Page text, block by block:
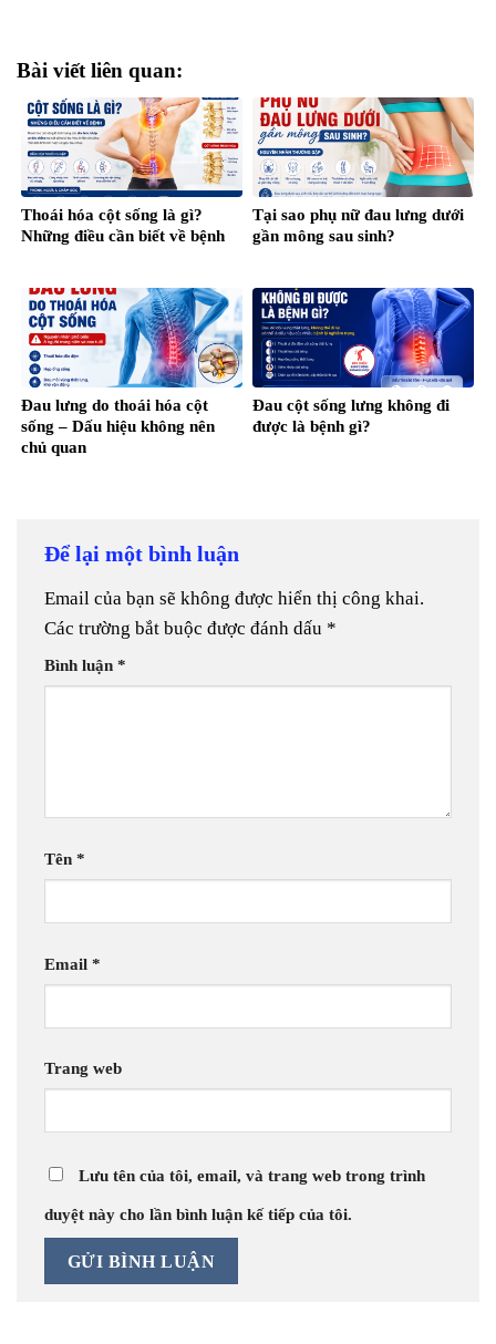
Bài viết liên quan:
Thoái hóa cột sống là gì?
Những điều cần biết về bệnh
Tại sao phụ nữ đau lưng dưới
gần mông sau sinh?
Đau lưng do thoái hóa cột
sống – Dấu hiệu không nên
chủ quan
Đau cột sống lưng không đi
được là bệnh gì?
Để lại một bình luận
Email của bạn sẽ không được hiển thị công khai.
Các trường bắt buộc được đánh dấu *
Bình luận *
Tên *
Email *
Trang web
Lưu tên của tôi, email, và trang web trong trình
duyệt này cho lần bình luận kế tiếp của tôi.